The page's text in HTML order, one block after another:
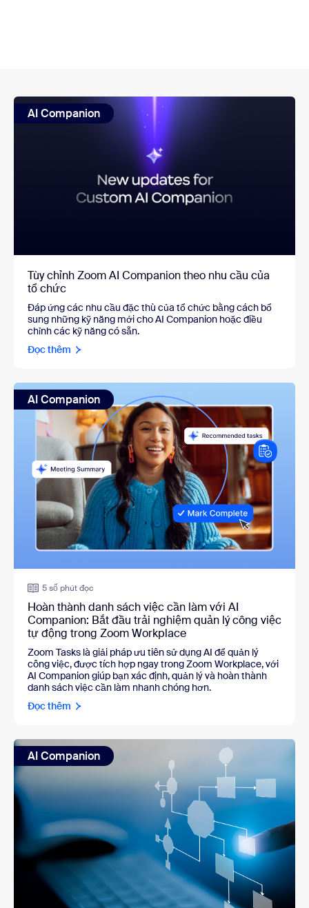
AI Companion
Tùy chỉnh Zoom AI Companion theo nhu cầu của
tổ chức
Đáp ứng các nhu cầu đặc thù của tổ chức bằng cách bổ
sung những kỹ năng mới cho AI Companion hoặc điều
chỉnh các kỹ năng có sẵn.
Đọc thêm
AI Companion
5 số phút đọc
Hoàn thành danh sách việc cần làm với AI
Companion: Bắt đầu trải nghiệm quản lý công việc
tự động trong Zoom Workplace
Zoom Tasks là giải pháp ưu tiên sử dụng AI để quản lý
công việc, được tích hợp ngay trong Zoom Workplace, với
AI Companion giúp bạn xác định, quản lý và hoàn thành
danh sách việc cần làm nhanh chóng hơn.
Đọc thêm
AI Companion